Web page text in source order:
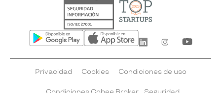
Privacidad Cookies Condiciones de uso